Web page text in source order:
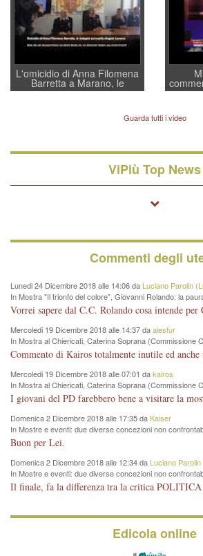
L'omicidio di Anna Filomena
Barretta a Marano, le
indagini dei carabinieri di
quelle di... Barbara D'UrsoGuarda tutti i video
ViPiù Top News
Commenti degli
Lunedi 24 Dicembre 2018 alle 14:06 da Luciano Parolin
In Mostra "Il trionfo del colore", Giovanni Rolando: la
Mercoledi 19 Dicembre 2018 alle 14:37 daalesfur
In Mostra al Chiericati, Caterina Soprana (Commissione
del Pd: "realizzata a costo zero per il Comune"
Mercoledi 19 Dicembre 2018 alle 07:01 dakairos
In Mostra al Chiericati, Caterina Soprana (Commissione
del Pd: "realizzata a costo zero per il Comune"
I giovani del PD farebbero bene a visitare la
Domenica 2 Dicembre 2018 alle 17:35 daKaiser
In Mostre e eventi: due diverse concezioni non
Vicenza
Buon per Lei.
Domenica 2 Dicembre 2018 alle 12:34 da Luciano
In Mostre e eventi: due diverse concezioni non
Vicenza
Edicola online